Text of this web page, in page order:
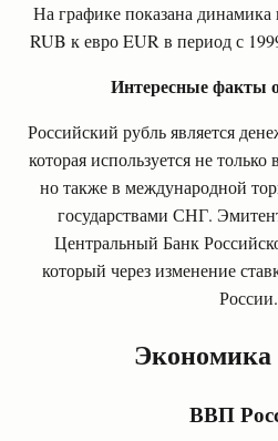
На графике показана динамика
RUB к евроEURв период с
Интересные факты
Российский рубль является
которая используется не
но также в международной
государствами СНГ.
Центральный Банк
который через изменение
России.
Экономика
ВВП